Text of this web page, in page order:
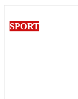
SPORT